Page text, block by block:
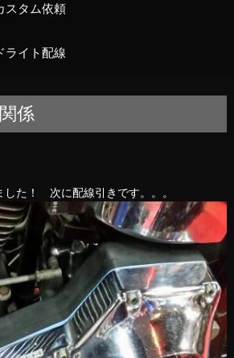
スタム依頼
ライト配線
係
した！ 次に配線引きです。。。